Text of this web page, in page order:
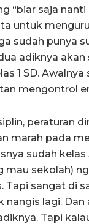
“biar saja
untuk
sudah punya
adiknya
1 SD.
mengontrol
peraturan
marah pada
sudah
mau sekolah)
Tapi sangat di
lagi.
Tapi